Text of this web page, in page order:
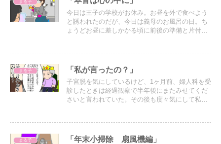
まる子
今日は王子の学校がお休み。お昼を外で食べよう
と誘われたのだが、今日は義母のお風呂の日。ち
ょうどお昼に差しかかる頃に前後の準備と片付け
まる子 「私が言ったの？」
子宮脱を気にしているけど、1ヶ月前、婦人科を受
診したときは経過観察で半年後にまたみせてくだ
さいと言われていた。その後も度々気にして私に
まる子 「年末小掃除 扇風機編」